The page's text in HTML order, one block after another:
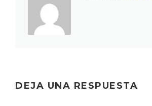
DEJA UNA RESPUESTA